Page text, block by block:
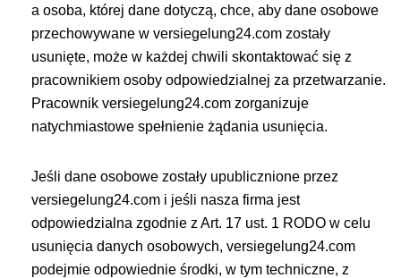
a osoba, której dane dotyczą, chce, aby dane osobowe
przechowywane w versiegelung24.com zostały
usunięte, może w każdej chwili skontaktować się z
pracownikiem osoby odpowiedzialnej za przetwarzanie.
Pracownik versiegelung24.com zorganizuje
natychmiastowe spełnienie żądania usunięcia.
Jeśli dane osobowe zostały upublicznione przez
versiegelung24.com i jeśli nasza firma jest
odpowiedzialna zgodnie z Art. 17 ust. 1 RODO w celu
usunięcia danych osobowych, versiegelung24.com
podejmie odpowiednie środki, w tym techniczne, z